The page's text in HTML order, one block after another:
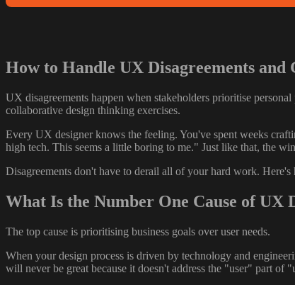
How to Handle UX Disagreements and
UX disagreements happen when stakeholders prioritise
collaborative design thinking exercises.
Every UX designer knows the feeling. You've spent weeks
high tech. This seems a little boring to me." Just like that, the
Disagreements don't have to derail all of your hard work.
What Is the Number One Cause of UX
The top cause is prioritising business goals over user needs.
When your design process is driven by technology and
will never be great because it doesn't address the "user" part of